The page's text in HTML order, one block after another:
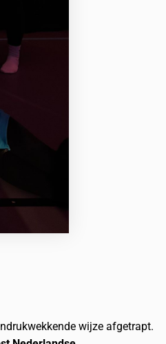
wijze afgetrapt.